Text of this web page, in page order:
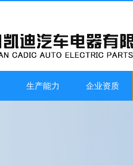
生产能力 企业资质